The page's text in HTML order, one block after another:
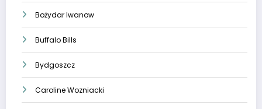
Bożydar Iwanow
Buffalo Bills
Bydgoszcz
Caroline Wozniacki